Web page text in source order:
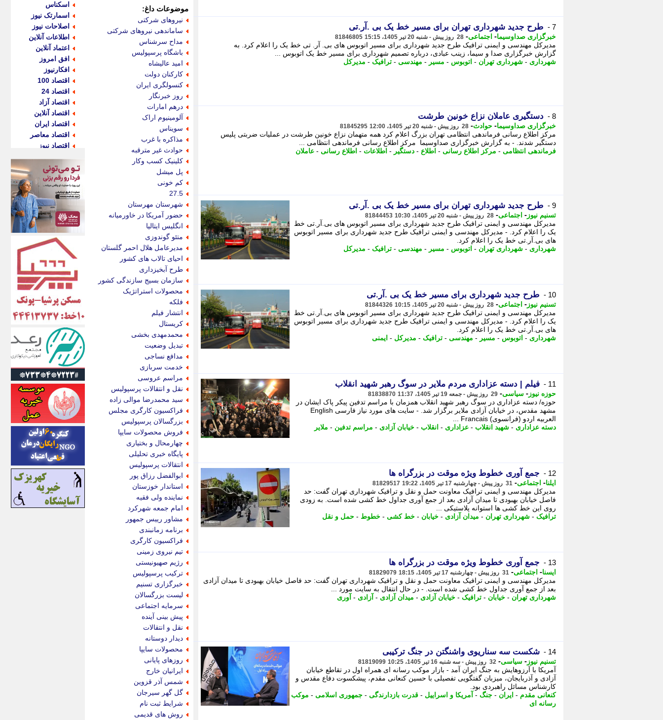
7 - طرح جدید شهرداری تهران برای مسیر خط یک بی .آر.تی
خبرگزاری صداوسیما- اجتماعی- 28 روز پیش - شنبه 20 تیر 1405، 15:15 81846805
مدیرکل مهندسی و ایمنی ترافیک طرح جدید شهرداری برای مسیر اتوبوس های بی. آر. تی خط یک را اعلام کرد. به
گزارش خبرگزاری صدا و سیما، زینب عبادی، درباره تصمیم شهرداری برای مسیر خط یک اتوبوس ...
شهرداری - شهرداری تهران - اتوبوس - مسیر - مهندسی - ترافیک - مدیرکل
8 - دستگیری عاملان نزاع خونین طرشت
خبرگزاری صداوسیما- حوادث- 28 روز پیش - شنبه 20 تیر 1405، 12:00 81845295
مرکز اطلاع رسانی فرماندهی انتظامی تهران بزرگ اعلام کرد همه متهمان نزاع خونین طرشت در عملیات ضربتی پلیس
دستگیر شدند. - به گزارش خبرگزاری صداوسیما مرکز اطلاع رسانی فرماندهی انتظامی ...
فرماندهی انتظامی - مرکز اطلاع رسانی - اطلاع - دستگیر - اطلاعات - اطلاع رسانی - عاملان
9 - طرح جدید شهرداری تهران برای مسیر خط یک بی .آر.تی
تسنیم نیوز - اجتماعی- 28 روز پیش - شنبه 20 تیر 1405، 10:30 81844453
مدیرکل مهندسی و ایمنی ترافیک طرح جدید شهرداری برای مسیر اتوبوس های بی.آر.تی خط
یک را اعلام کرد. - مدیرکل مهندسی و ایمنی ترافیک طرح جدید شهرداری برای مسیر اتوبوس
های بی.آر.تی خط یک را اعلام کرد.
شهرداری - شهرداری تهران - اتوبوس - مسیر - مهندسی - ترافیک - مدیرکل
10 - طرح جدید شهرداری برای مسیر خط یک بی .آر.تی
تسنیم نیوز - اجتماعی- 28 روز پیش - شنبه 20 تیر 1405، 10:15 81844326
مدیرکل مهندسی و ایمنی ترافیک طرح جدید شهرداری برای مسیر اتوبوس های بی.آر.تی خط
یک را اعلام کرد. - مدیرکل مهندسی و ایمنی ترافیک طرح جدید شهرداری برای مسیر اتوبوس
های بی.آر.تی خط یک را اعلام کرد.
شهرداری - اتوبوس - مسیر - مهندسی - ترافیک - مدیرکل - ایمنی
11 - فیلم | دسته عزاداری مردم ملایر در سوگ رهبر شهید انقلاب
حوزه نیوز - سیاسی- 29 روز پیش - جمعه 19 تیر 1405، 11:37 81838870
حوزه/ دسته عزاداری در سوگ رهبر شهید انقلاب همزمان با مراسم تدفین پیکر پاک ایشان در
مشهد مقدس، در خیابان آزادی ملایر برگزار شد. - سایت های مورد نیاز فارسی English
العربیه اردو (فرانسوی) Francais ...
دسته عزاداری - شهید انقلاب - عزاداری - انقلاب - خیابان آزادی - مراسم تدفین - ملایر
12 - جمع آوری خطوط ویژه موقت در بزرگراه ها
ایلنا- اجتماعی- 31 روز پیش - چهارشنبه 17 تیر 1405، 19:22 81829517
مدیرکل مهندسی و ایمنی ترافیک معاونت حمل و نقل و ترافیک شهرداری تهران گفت: حد
فاصل خیابان بهبودی تا میدان آزادی بعد از جمع آوری جداول خط کشی شده است. به زودی
روی این خط کشی ها استوانه پلاستیکی ...
ترافیک - شهرداری تهران - میدان آزادی - خیابان - خط کشی - خطوط - حمل و نقل
13 - جمع آوری خطوط ویژه موقت در بزرگراه ها
ایسنا- اجتماعی- 31 روز پیش - چهارشنبه 17 تیر 1405، 18:15 81829079
مدیرکل مهندسی و ایمنی ترافیک معاونت حمل و نقل و ترافیک شهرداری تهران گفت: حد فاصل خیابان بهبودی تا میدان آزادی
بعد از جمع آوری جداول خط کشی شده است. - در ﺣﺎل اﻧﺘﻘﺎل ﺑﻪ ﺳﺎﯾﺖ ﻣﻮرد ...
شهرداری تهران - خیابان - ترافیک - خیابان آزادی - میدان آزادی - آزادی - آوری
14 - شکست سه سناریوی واشنگتن در جنگ ترکیبی
تسنیم نیوز - سیاسی- 32 روز پیش - سه شنبه 16 تیر 1405، 10:25 81819099
آمریکا با آرزوهایش به جنگ ایران آمد - بازار موکب رسانه ای همراه اول در تقاطع خیابان
آزادی و آذربایجان، میزبان گفتگویی تفصیلی با حسین کنعانی مقدم، پیشکسوت دفاع مقدس و
کارشناس مسائل راهبردی بود.
کنعانی مقدم - ایران - جنگ - آمریکا و اسراییل - قدرت بازدارندگی - جمهوری اسلامی - موکب
رسانه ای
موضوعات داغ:
نیروهای شرکتی
ساماندهی نیروهای شرکتی
مداح سرشناس
باشگاه پرسپولیس
امید عالیشاه
کارکنان دولت
کنسولگری ایران
روز خبرنگار
درهم امارات
آلومینیوم اراک
سویناس
مذاکره با غرب
حوادث غیر مترقبه
کلینیک کسب وکار
پل میشل
کم خونی
27.5
شهرستان مهرستان
حضور آمریکا در خاورمیانه
انگلیس ایتالیا
متئو گوندوزی
مدیرعامل هلال احمر گلستان
احیای تالاب های کشور
طرح آبخیزداری
سازمان بسیج سازندگی کشور
محصولات استراتژیک
فلکه
انتشار فیلم
کریستال
محمدمهدی بخشی
تبدیل وضعیت
مدافع نساجی
خدمت سربازی
مراسم عروسی
نقل و انتقالات پرسپولیس
سید محمدرضا موالی زاده
فراکسیون کارگری مجلس
بزرگسالان پرسپولیس
فروش محصولات سایپا
چهارمحال و بختیاری
پایگاه خبری تحلیلی
انتقالات پرسپولیس
ابوالفضل رزاق پور
استاندار خوزستان
نماینده ولی فقیه
امام جمعه شهرکرد
مشاور رییس جمهور
برنامه زمانبندی
فراکسیون کارگری
تیم نیروی زمینی
رژیم صهیونیستی
ترکیب پرسپولیس
خبرگزاری تسنیم
لیست بزرگسالان
سرمایه اجتماعی
پیش بینی آینده
نقل و انتقالات
دیدار دوستانه
محصولات سایپا
روزهای پایانی
ایرانیان خارج
شمس آذر قزوین
گل گهر سیرجان
شرایط ثبت نام
روش های قدیمی
اسکناس
اسمارتک نیوز
اصلاحات نیوز
اطلاعات آنلاین
اعتماد آنلاین
افق امروز
افکارنیوز
اقتصاد 100
اقتصاد 24
اقتصاد آزاد
اقتصاد آنلاین
اقتصاد ایران
اقتصاد معاصر
اقتصاد نیوز
اکوفارس
اکونگار
اکونیوز
الف
انتشار آنلاین
اندیشه قرن
اندیشه معاصر
اندیشه ها
انرژی پرس
ای استخدام
ایتنا
ایراف
ایران آرت
ایران آنلاین
ایران زندگی
ایران فوری
ایرانی روز
ایرانیتال
ایرنا
ایسکانیوز
ایسنا
ایکنا
ایلنا
اینتیتر
ایونا نیوز
بازتاب آنلاین
باشگاه خبرنگاران
باغستان نیوز
بامبوک
ببین و بخون
بدینسان
بنکر